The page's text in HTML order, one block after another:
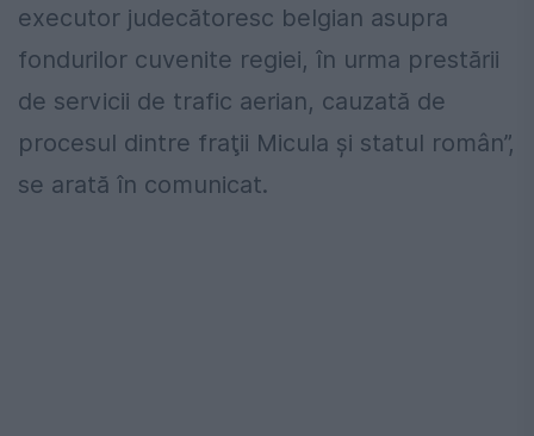
executor judecătoresc belgian asupra
fondurilor cuvenite regiei, în urma prestării
de servicii de trafic aerian, cauzată de
procesul dintre fraţii Micula şi statul român”,
se arată în comunicat.